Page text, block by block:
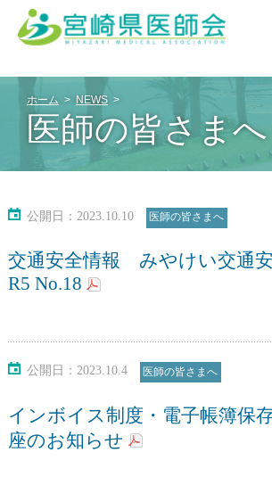
重要なお知らせ
宮崎県感染症情報
入会のご案内
臨床研究倫理審査事業
県民の皆さまへ
新型コロナウイルス感染症に
休日・夜間急患センター
宮崎県医師会について
情報公開
ホーム NEWS
医師の皆さまへ
公開日：2023.10.10 医師の皆さまへ
交通安全情報 みやけい交通
R5 No.18
公開日：2023.10.4 医師の皆さまへ
インボイス制度・電子帳簿保
座のお知らせ